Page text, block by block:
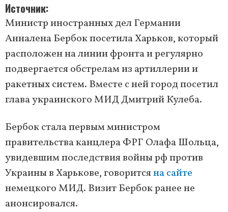
Источник
Министр иностранных дел Германии
Анналена Бербок посетила Харьков, который
расположен на линии фронта и регулярно
подвергается обстрелам из артиллерии и
ракетных систем. Вместе с ней город посетил
глава украинского МИД Дмитрий Кулеба.
Бербок стала первым министром
правительства канцлера ФРГ Олафа Шольца,
увидевшим последствия войны рф против
Украины в Харькове, говоритсяна сайте
немецкого МИД. Визит Бербок ранее не
анонсировался.